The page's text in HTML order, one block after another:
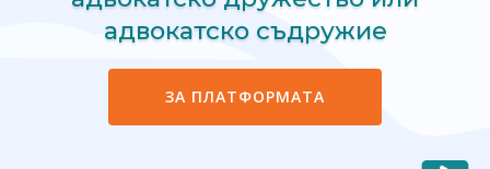
адвокатско съдружие
ЗА ПЛАТФОРМАТА